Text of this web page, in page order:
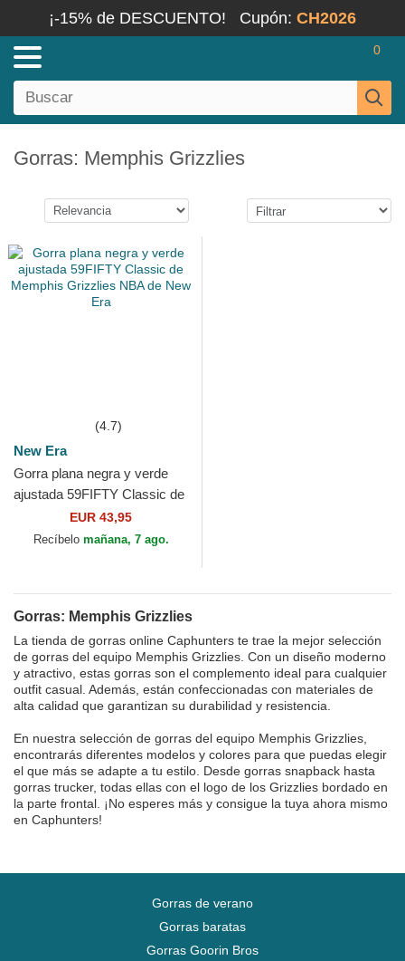
¡-15% de DESCUENTO! Cupón: CH2026
0
Gorras: Memphis Grizzlies
(4.7)
New Era
Gorra plana negra y verde
ajustada 59FIFTY Classic de
Memphis Grizzlies NBA de
New Era
EUR 43,95
Recíbelo mañana, 7 ago.
Gorras: Memphis Grizzlies
La tienda de gorras online Caphunters te trae la mejor selección
de gorras del equipo Memphis Grizzlies. Con un diseño moderno
y atractivo, estas gorras son el complemento ideal para cualquier
outfit casual. Además, están confeccionadas con materiales de
alta calidad que garantizan su durabilidad y resistencia.
En nuestra selección de gorras del equipo Memphis Grizzlies,
encontrarás diferentes modelos y colores para que puedas elegir
el que más se adapte a tu estilo. Desde gorras snapback hasta
gorras trucker, todas ellas con el logo de los Grizzlies bordado en
la parte frontal. ¡No esperes más y consigue la tuya ahora mismo
en Caphunters!
Gorras de verano
Gorras baratas
Gorras Goorin Bros